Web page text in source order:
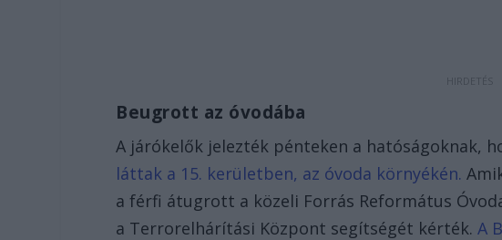
Beugrott az óvodába
A járókelők jelezték pénteken a hatóságoknak,
láttak a 15. kerületben, az óvoda környékén.
a férfi átugrott a közeli Forrás Református
a Terrorelhárítási Központ segítségét kérték.A